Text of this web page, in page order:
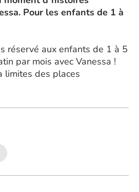
Pour les enfants de 1 à
réservé aux enfants de 1 à 5
par mois avec Vanessa !
limites des places